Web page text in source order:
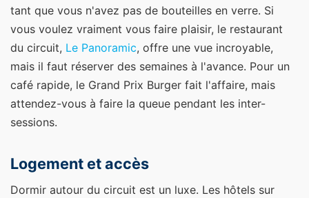
tant que vous n'avez pas de bouteilles en verre. Si
vous voulez vraiment vous faire plaisir, le restaurant
du circuit, Le Panoramic, offre une vue incroyable,
mais il faut réserver des semaines à l'avance. Pour un
café rapide, le Grand Prix Burger fait l'affaire, mais
attendez-vous à faire la queue pendant les inter-
sessions.
Logement et accès
Dormir autour du circuit est un luxe. Les hôtels sur